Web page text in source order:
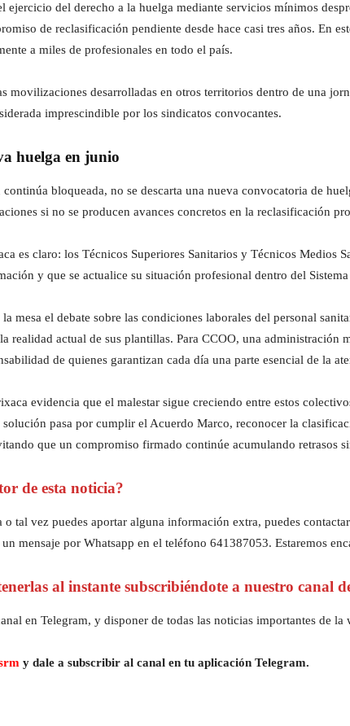
ejercicio del derecho a la huelga mediante servicios mínimos
de reclasificación pendiente desde hace casi tres años. En
a miles de profesionales en todo el país.
movilizaciones desarrolladas en otros territorios dentro de una
imprescindible por los sindicatos convocantes.
huelga en junio
bloqueada, no se descarta una nueva convocatoria de
si no se producen avances concretos en la reclasificación
es claro: los Técnicos Superiores Sanitarios y Técnicos Medios
y que se actualice su situación profesional dentro del
mesa el debate sobre las condiciones laborales del personal
realidad actual de sus plantillas. Para CCOO, una administración
de quienes garantizan cada día una parte esencial de la
evidencia que el malestar sigue creciendo entre estos
pasa por cumplir el Acuerdo Marco, reconocer la
que un compromiso firmado continúe acumulando retrasos
de esta noticia?
tal vez puedes aportar alguna información extra, puedes
mensaje por Whatsapp en el teléfono 641387053. Estaremos
al instante subscribiéndote a nuestro canal
en Telegram, y disponer de todas las noticias importantes de la
y dale a subscribir al canal en tu aplicación Telegram.